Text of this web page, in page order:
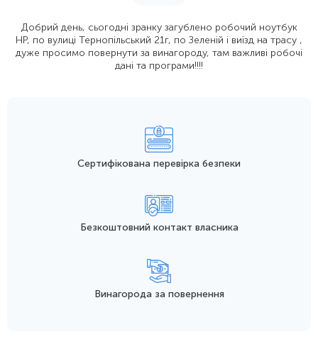
Добрий день, сьогодні зранку загублено робочий ноутбук
HP, по вулиці Тернопільський 21г, по Зеленій і виїзд на трасу ,
дуже просимо повернути за винагороду, там важливі робочі
дані та програми!!!!
Сертифікована перевірка безпеки
Безкоштовний контакт власника
Винагорода за повернення